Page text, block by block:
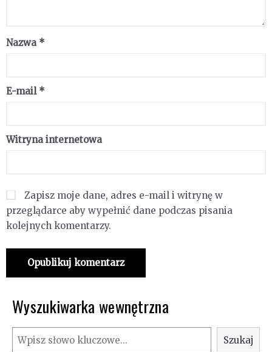
Nazwa *
E-mail *
Witryna internetowa
Zapisz moje dane, adres e-mail i witrynę w
przeglądarce aby wypełnić dane podczas pisania
kolejnych komentarzy.
Wyszukiwarka wewnętrzna
Szukaj
Szukaj